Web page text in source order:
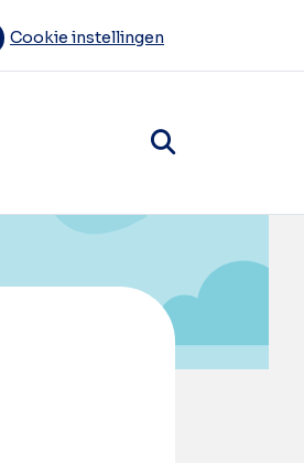
Cookie instellingen